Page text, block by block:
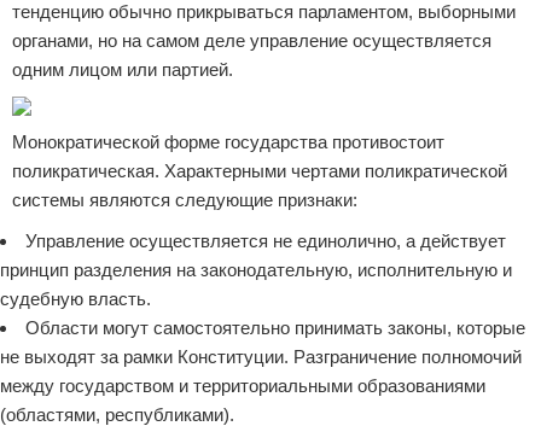
тенденцию обычно прикрываться парламентом, выборными
органами, но на самом деле управление осуществляется
одним лицом или партией.
Монократической форме государства противостоит
поликратическая. Характерными чертами поликратической
системы являются следующие признаки:
Управление осуществляется не единолично, а действует
принцип разделения на законодательную, исполнительную и
судебную власть.
Области могут самостоятельно принимать законы, которые
не выходят за рамки Конституции. Разграничение полномочий
между государством и территориальными образованиями
(областями, республиками).